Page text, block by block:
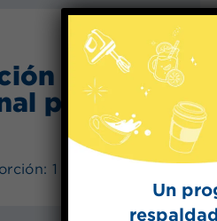
por
1 Donut
Un